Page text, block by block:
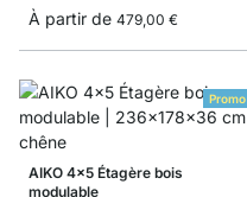
À partir de 479,00 €
Promo
AIKO 4x5 Étagère bois
modulable